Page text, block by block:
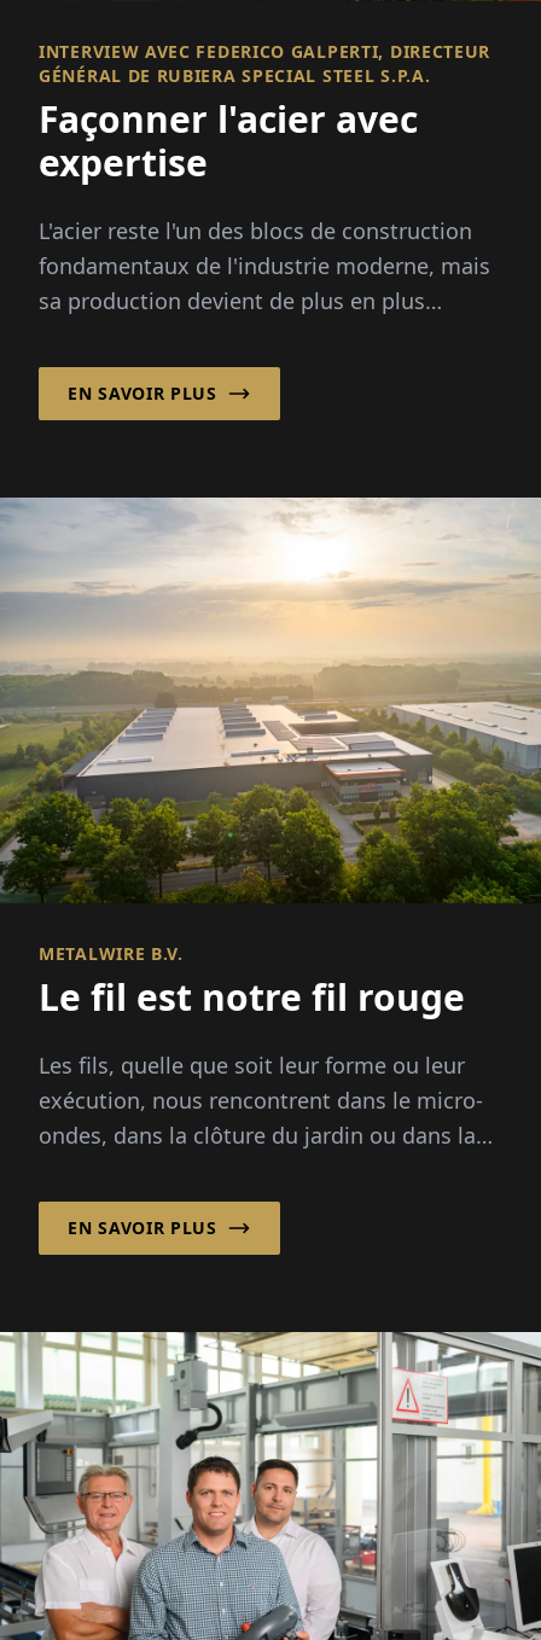
INTERVIEW AVEC FEDERICO GALPERTI, DIRECTEUR
GÉNÉRAL DE RUBIERA SPECIAL STEEL S.P.A.
Façonner l'acier avec
expertise
L'acier reste l'un des blocs de construction
fondamentaux de l'industrie moderne, mais
sa production devient de plus en plus
EN SAVOIR PLUS
METALWIRE B.V.
Le fil est notre fil rouge
Les fils, quelle que soit leur forme ou leur
exécution, nous rencontrent dans le micro-
ondes, dans la clôture du jardin ou dans la
EN SAVOIR PLUS